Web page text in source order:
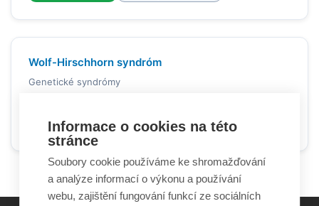
Wolf-Hirschhorn syndróm
Genetické syndrómy
Online dostupné Článek v periodikách
Informace o cookies na této
stránce
Soubory cookie používáme ke shromažďování
a analýze informací o výkonu a používání
webu, zajištění fungování funkcí ze sociálních